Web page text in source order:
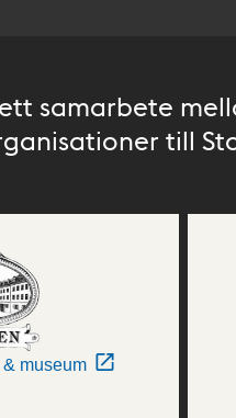
samarbete
till
museum